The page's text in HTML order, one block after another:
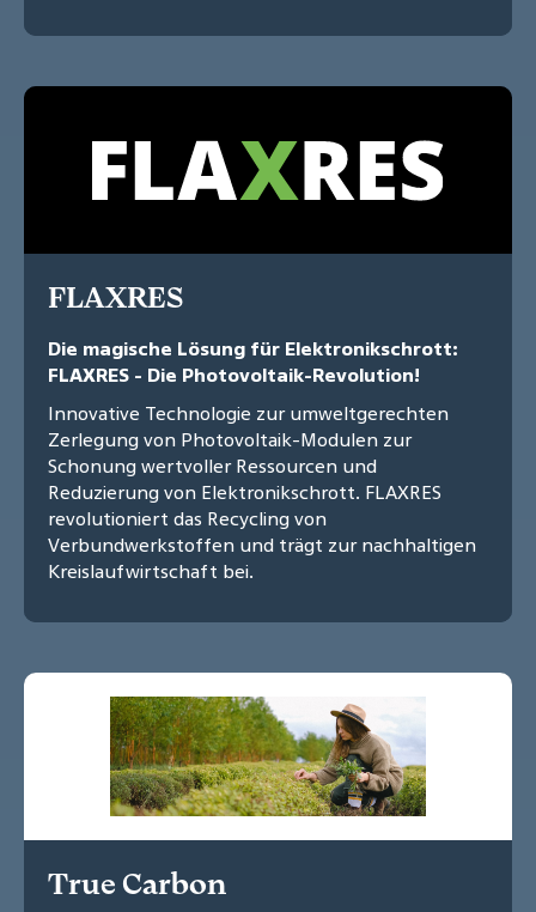
FLAXRES
Die magische Lösung für Elektronikschrott:
FLAXRES - Die Photovoltaik-Revolution!
Innovative Technologie zur umweltgerechten
Zerlegung von Photovoltaik-Modulen zur
Schonung wertvoller Ressourcen und
Reduzierung von Elektronikschrott. FLAXRES
revolutioniert das Recycling von
Verbundwerkstoffen und trägt zur nachhaltigen
Kreislaufwirtschaft bei.
True Carbon